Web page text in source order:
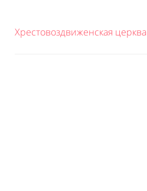
Хрестовоздвиженская церква